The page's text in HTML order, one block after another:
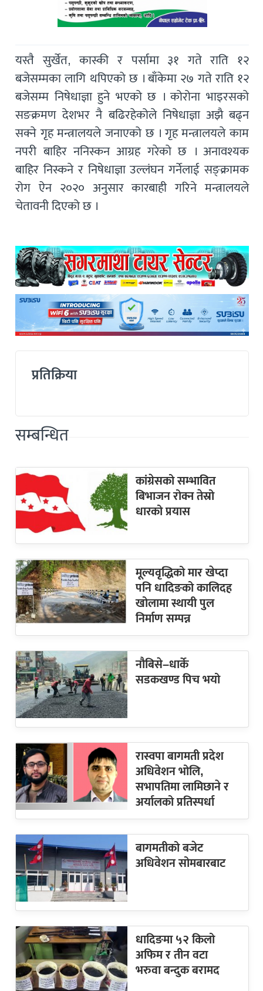
यस्तै सुर्खेत, कास्की र पर्सामा ३१ गते राति १२
बजेसम्मका लागि थपिएको छ । बाँकेमा २७ गते राति १२
बजेसम्म निषेधाज्ञा हुने भएको छ । कोरोना भाइरसको
सङक्रमण देशभर नै बढिरहेकोले निषेधाज्ञा अझै बढ्न
सक्ने गृह मन्त्रालयले जनाएको छ । गृह मन्त्रालयले काम
नपरी बाहिर ननिस्कन आग्रह गरेको छ । अनावश्यक
बाहिर निस्कने र निषेधाज्ञा उल्लंघन गर्नेलाई सङ्क्रामक
रोग ऐन २०२० अनुसार कारबाही गरिने मन्त्रालयले
चेतावनी दिएको छ ।
प्रतिक्रिया
सम्बन्धित
कांग्रेसको सम्भावित
बिभाजन रोक्न तेस्रो
धारको प्रयास
मूल्यवृद्धिको मार खेप्दा
पनि धादिङको कालिदह
खोलामा स्थायी पुल
निर्माण सम्पन्न
नौबिसे–धार्के
सडकखण्ड पिच भयो
रास्वपा बागमती प्रदेश
अधिवेशन भोलि,
सभापतिमा लामिछाने र
अर्यालको प्रतिस्पर्धा
बागमतीको बजेट
अधिवेशन सोमबारबाट
धादिङमा ५२ किलो
अफिम र तीन वटा
भरुवा बन्दुक बरामद